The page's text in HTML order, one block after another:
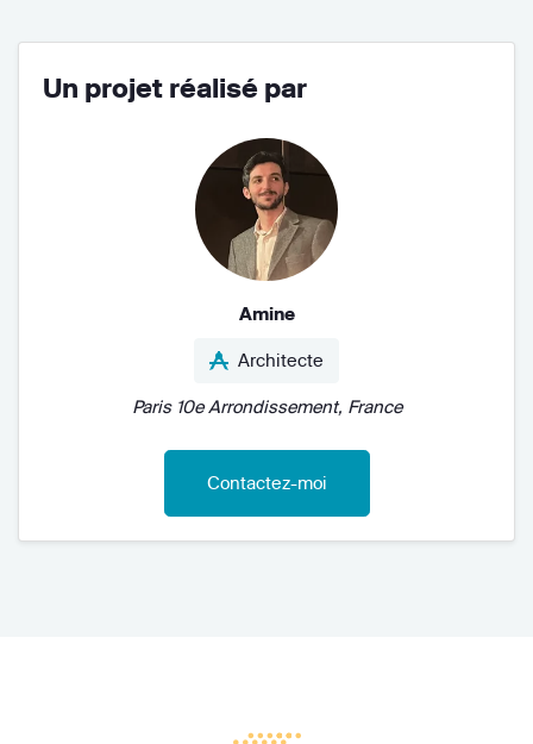
Un projet réalisé par
Amine
Architecte
Paris 10e Arrondissement, France
Contactez-moi